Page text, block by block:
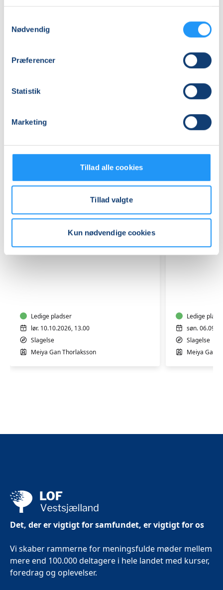
Nødvendig
Præferencer
Statistik
Marketing
Tillad alle cookies
Tillad valgte
Kun nødvendige cookies
Bao
boller
Ledige pladser
lør. 10.10.2026, 13.00
Slagelse
Meiya Gan Thorlaksson
til
tallerken
Ledige
søn.
Slagelse
Meiya Gan
Det, der er vigtigt for samfundet, er vigtigt for os
Vi skaber rammerne for meningsfulde møder mellem
mere end 100.000 deltagere i hele landet med kurser,
foredrag og oplevelser.